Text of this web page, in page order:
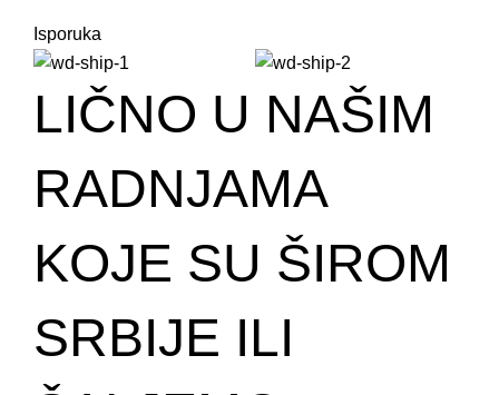
Isporuka
LIČNO U NAŠIM
RADNJAMA
KOJE SU ŠIROM
SRBIJE ILI